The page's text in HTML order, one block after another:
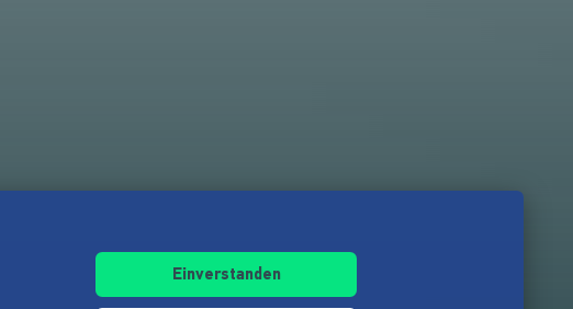
Einverstanden